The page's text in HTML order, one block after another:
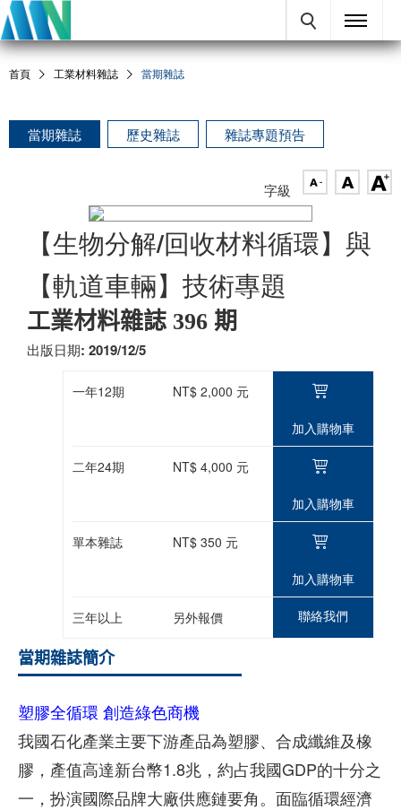
首頁 工業材料雜誌 當期雜誌
當期雜誌 歷史雜誌 雜誌專題預告
字級
【生物分解/回收材料循環】與
【軌道車輛】技術專題
工業材料雜誌 396 期
出版日期: 2019/12/5
一年12期 NT$ 2,000 元
加入購物車
二年24期 NT$ 4,000 元
加入購物車
單本雜誌 NT$ 350 元
加入購物車
三年以上 另外報價 聯絡我們
當期雜誌簡介
塑膠全循環 創造綠色商機
我國石化產業主要下游產品為塑膠、合成纖維及橡
膠，產值高達新台幣1.8兆，約占我國GDP的十分之
一，扮演國際品牌大廠供應鏈要角。面臨循環經濟